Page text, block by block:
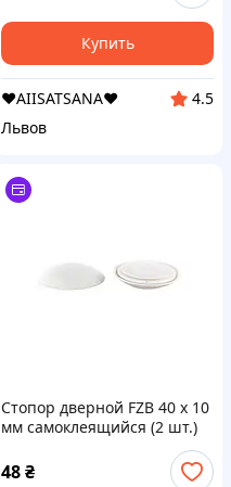
Купить
❤️AIISATSANA❤️
4.5
Львов
Стопор дверной FZB 40 x 10
мм самоклеящийся (2 шт.)
48₴